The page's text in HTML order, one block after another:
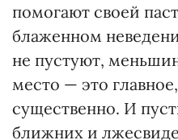
помогают своей
блаженном
не пустуют,
место — это
существенно. И
ближних и